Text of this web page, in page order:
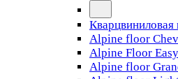
Alpine floor
Alpine Floor
Alpine floor